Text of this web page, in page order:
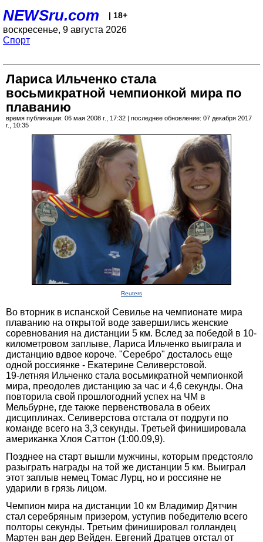
NEWSru.com | 18+
воскресенье, 9 августа 2026
Спорт
Лариса Ильченко стала
восьмикратной чемпионкой мира по
плаванию
время публикации: 06 мая 2008 г., 17:32 | последнее обновление: 07 декабря 2017
г., 10:35
Reuters
Во вторник в испанской Севилье на чемпионате мира
плаванию на открытой воде завершились женские
соревнования на дистанции 5 км. Вслед за победой в 10-
километровом заплыве, Лариса Ильченко выиграла и
дистанцию вдвое короче. "Серебро" досталось еще
одной россиянке - Екатерине Селиверстовой.
19-летняя Ильченко стала восьмикратной чемпионкой
мира, преодолев дистанцию за час и 4,6 секунды. Она
повторила свой прошлогодний успех на ЧМ в
Мельбурне, где также первенствовала в обеих
дисциплинах. Селиверстова отстала от подруги по
команде всего на 3,3 секунды. Третьей финишировала
американка Хлоя Саттон (1:00.09,9).
Позднее на старт вышли мужчины, которым предстояло
разыграть награды на той же дистанции 5 км. Выиграл
этот заплыв немец Томас Лурц, но и россияне не
ударили в грязь лицом.
Чемпион мира на дистанции 10 км Владимир Дятчин
стал серебряным призером, уступив победителю всего
полторы секунды. Третьим финишировал голландец
Мартен ван дер Вейден. Евгений Дратцев отстал от